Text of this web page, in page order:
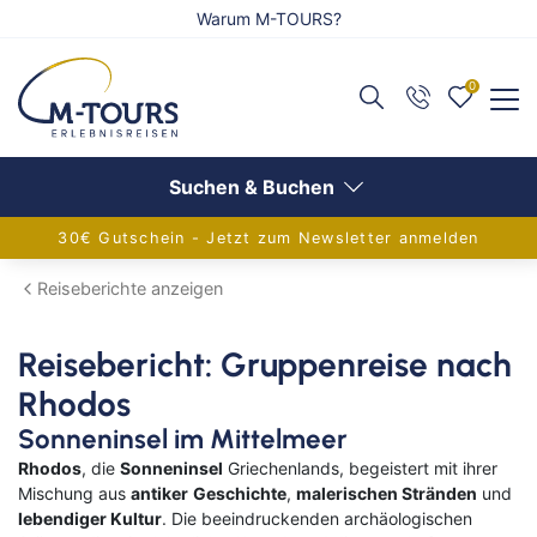
Warum M-TOURS?
0
Suchen & Buchen
30€ Gutschein - Jetzt zum Newsletter anmelden
Zurück
Reiseangebote anzeigen
Alleinreisende
Aktivreisen
Eventreisen
Gruppenreisen
Zurück
Flug anzeigen
Griechenland
Europa
Frankreich
Inseln im Mittelmeer
Zurück
Schiff anzeigen
AIDA Verlockung der Woche
Flusskreuzfahrten
Adventskreuzfahrt
Europa-Kreuzfahrten
Reiseberichte anzeigen
Reisebericht: Gruppenreise nach
Rhodos
Sonneninsel im Mittelmeer
Rhodos, die Sonneninsel Griechenlands, begeistert mit ihrer
Mischung aus antiker Geschichte, malerischen Stränden und
lebendiger Kultur. Die beeindruckenden archäologischen